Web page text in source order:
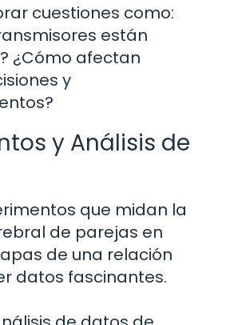
cuestiones como:
están
¿Cómo afectan
y
y Análisis de
que midan la
de parejas en
de una relación
datos fascinantes.